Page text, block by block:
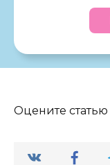
Оцените статью